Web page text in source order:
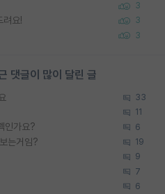
3
려요! 3
3
댓글이 많이 달린 글
33
11
인가요? 6
는거임? 19
9
7
6